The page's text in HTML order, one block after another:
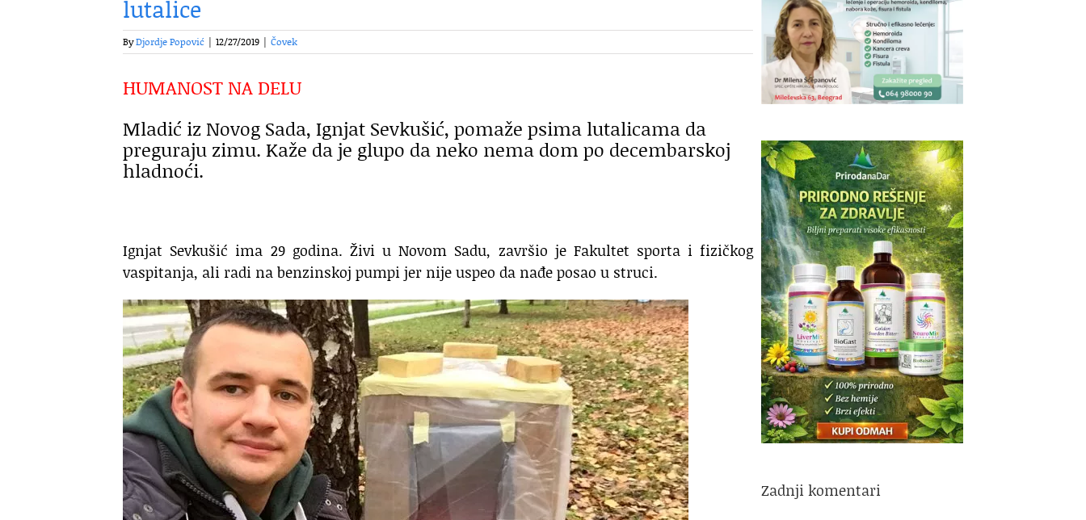
lutalice
ByDjordje Popović | 12/27/2019 | Čovek
HUMANOST NA DELU
Mladić iz Novog Sada, Ignjat Sevkušić, pomaže psima lutalicama da
preguraju zimu. Kaže da je glupo da neko nema dom po decembarskoj
hladnoći.
Ignjat Sevkušić ima 29 godina. Živi u Novom Sadu, završio je Fakultet sporta i fizičkog
vaspitanja, ali radi na benzinskoj pumpi jer nije uspeo da nađe posao u struci.
Zadnji komentari